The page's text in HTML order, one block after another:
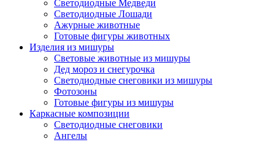
Светодиодные Медведи
Светодиодные Лошади
Ажурные животные
Готовые фигуры животных
Изделия из мишуры
Световые животные из мишуры
Дед мороз и снегурочка
Светодиодные снеговики из мишуры
Фотозоны
Готовые фигуры из мишуры
Каркасные композиции
Светодиодные снеговики
Ангелы